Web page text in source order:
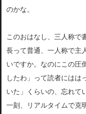
のかな。
このおはなし、三人称で
長って普通、一人称で主
いですか。なのにこの圧
したわ」って読者にはは
いた」くらいの、忘れて
一刻、リアルタイムで克